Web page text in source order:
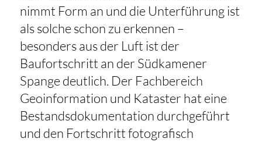
nimmt Form an und die Unterführung ist
als solche schon zu erkennen –
besonders aus der Luft ist der
Baufortschritt an der Südkamener
Spange deutlich. Der Fachbereich
Geoinformation und Kataster hat eine
Bestandsdokumentation durchgeführt
und den Fortschritt fotografisch